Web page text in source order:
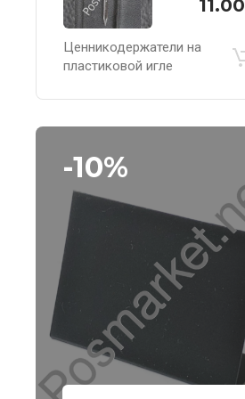
11.00
Ценникодержатели на
пластиковой игле
-10%